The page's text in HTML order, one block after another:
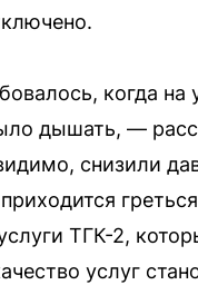
когда на
дышать, —
снизили
ТГК-2,
услуг